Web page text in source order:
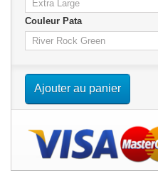
Couleur Pata
Ajouter au panier